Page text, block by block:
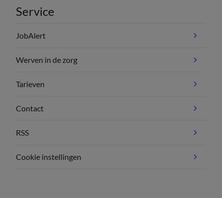
Service
JobAlert
Werven in de zorg
Tarieven
Contact
RSS
Cookie instellingen